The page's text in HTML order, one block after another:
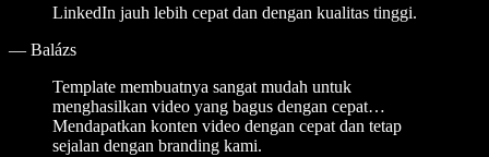
LinkedIn jauh lebih cepat dan dengan kualitas tinggi.
— Balázs
Template membuatnya sangat mudah untuk
menghasilkan video yang bagus dengan cepat…
Mendapatkan konten video dengan cepat dan tetap
sejalan dengan branding kami.